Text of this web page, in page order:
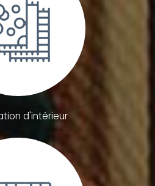
d'intérieur